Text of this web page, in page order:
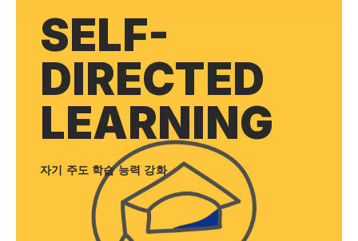
SELF-
DIRECTED
LEARNING
자기 주도 학습 능력 강화